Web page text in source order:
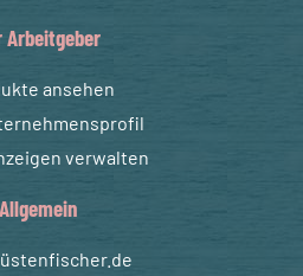
Arbeitgeber
ansehen
verwalten
Allgemein